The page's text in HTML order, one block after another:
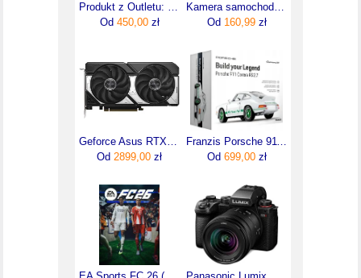
Produkt z Outletu: Lilliput Monitor 5 cali
Od 450,00zł
Kamera samochodowa 70mai M310 PLUS 2K
Od 160,99zł
Geforce Asus RTX 5060 TI DUAL 16GB OC GDDR7
Od 2899,00 zł
Franzis Porsche 911 Carrera Rs Build Your Legend Model Samochodu
Od 699,00zł